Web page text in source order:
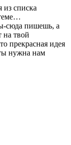
списка
сюда пишешь, а
на твой
прекрасная идея
нужна нам